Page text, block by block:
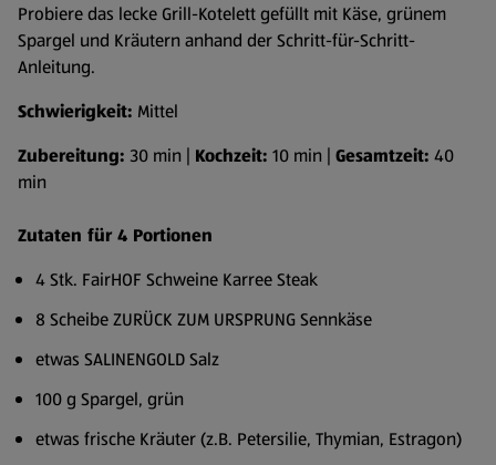
Probiere das lecke Grill-Kotelett gefüllt mit Käse, grünem
Spargel und Kräutern anhand der Schritt-für-Schritt-
Anleitung.
Schwierigkeit: Mittel
Zubereitung: 30 min | Kochzeit: 10 min | Gesamtzeit: 40
min
Zutaten für 4 Portionen
4 Stk. FairHOF Schweine Karree Steak
8 Scheibe ZURÜCK ZUM URSPRUNG Sennkäse
etwas SALINENGOLD Salz
100 g Spargel, grün
etwas frische Kräuter (z.B. Petersilie, Thymian, Estragon)